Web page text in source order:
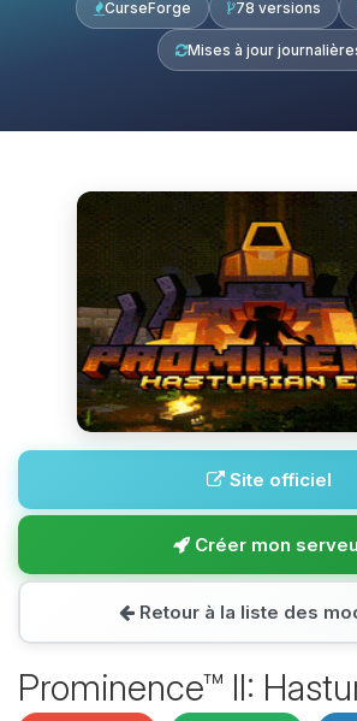
CurseForge 78 versions
Mises à jour
Site officiel
Créer mon
Retour à la liste des
Prominence™ II: